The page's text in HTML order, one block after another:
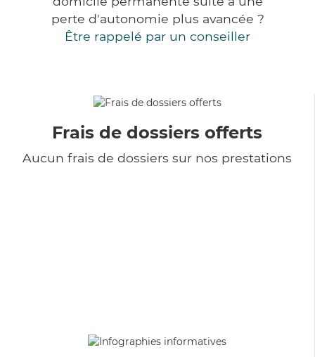
perte d'autonomie plus avancée ?
Être rappelé par un conseiller
Frais de dossiers offerts
Aucun frais de dossiers sur nos prestations